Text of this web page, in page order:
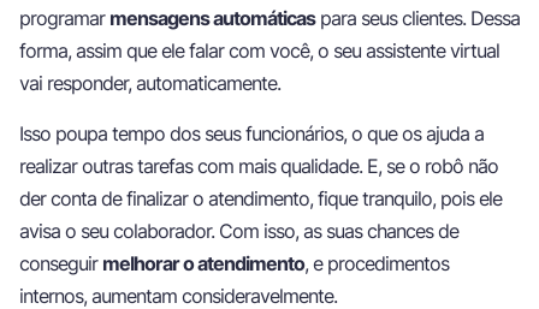
programar mensagens automáticaspara seus clientes. Dessa
forma, assim que ele falar com você, o seu assistente virtual
vai responder, automaticamente.
Isso poupa tempo dos seus funcionários, o que os ajuda a
realizar outras tarefas com mais qualidade. E, se o robô não
der conta de finalizar o atendimento, fique tranquilo, pois ele
avisa o seu colaborador. Com isso, as suas chances de
conseguir melhorar o atendimento, e procedimentos
internos, aumentam consideravelmente.